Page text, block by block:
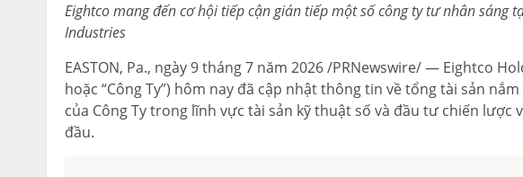
Eightco mang đến cơ hội tiếp cận gián tiếp một số công ty tư nhân sáng
Industries
EASTON, Pa., ngày 9 tháng 7 năm 2026/PRNewswire/ — Eightco
hoặc “Công Ty”) hôm nay đã cập nhật thông tin về tổng tài sản
của Công Ty trong lĩnh vực tài sản kỹ thuật số và đầu tư chiến lược
đầu.